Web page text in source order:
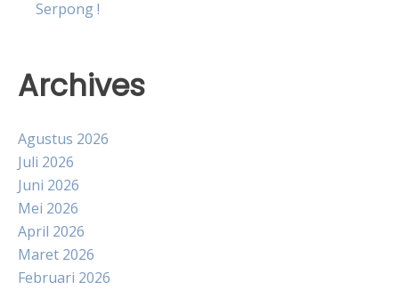
Serpong !
Archives
Agustus 2026
Juli 2026
Juni 2026
Mei 2026
April 2026
Maret 2026
Februari 2026